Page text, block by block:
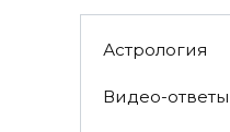
Астрология
Видео-ответы